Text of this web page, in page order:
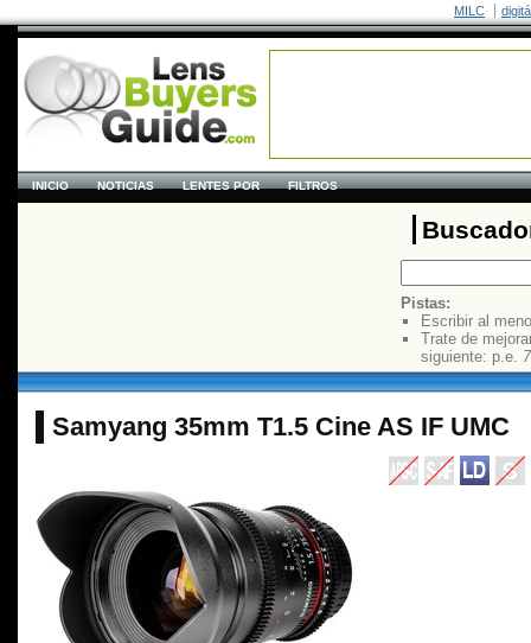
MILC
INICIO NOTICIAS LENTES POR FILTROS
Pistas:
Escribir al
Trate de
siguiente: p.e.
Samyang 35mm T1.5 Cine AS IF UMC